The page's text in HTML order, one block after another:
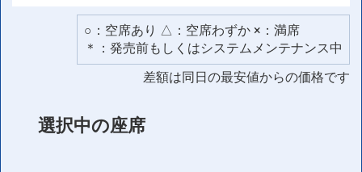
○：空席あり △：空席わずか ×：満席
＊：発売前もしくはシステムメンテナンス中
差額は同日の最安値からの価格です
選択中の座席